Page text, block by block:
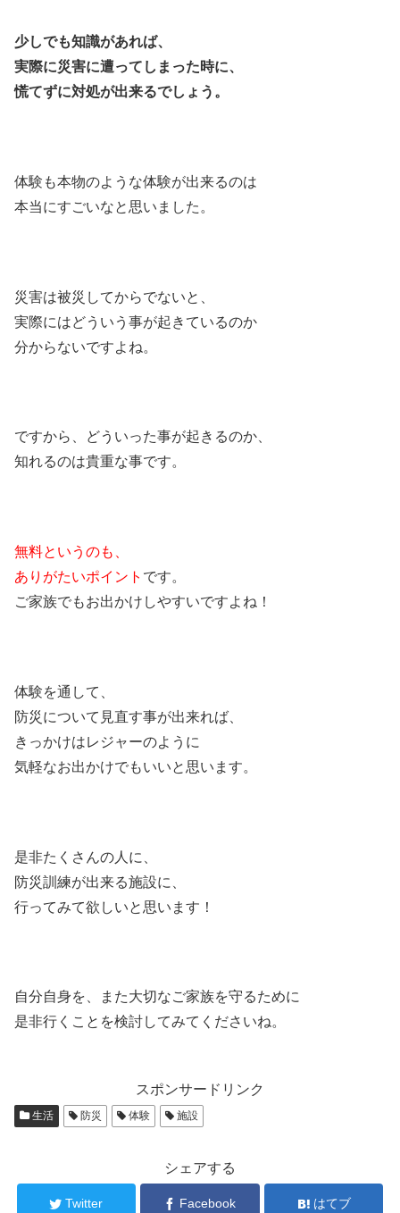
少しでも知識があれば、
実際に災害に遭ってしまった時に、
慌てずに対処が出来るでしょう。
体験も本物のような体験が出来るのは
本当にすごいなと思いました。
災害は被災してからでないと、
実際にはどういう事が起きているのか
分からないですよね。
ですから、どういった事が起きるのか、
知れるのは貴重な事です。
無料というのも、
ありがたいポイント です。
ご家族でもお出かけしやすいですよね！
体験を通して、
防災について見直す事が出来れば、
きっかけはレジャーのように
気軽なお出かけでもいいと思います。
是非たくさんの人に、
防災訓練が出来る施設に、
行ってみて欲しいと思います！
自分自身を、また大切なご家族を守るために
是非行くことを検討してみてくださいね。
スポンサードリンク
生活 防災 体験 施設
シェアする
Twitter Facebook はてブ